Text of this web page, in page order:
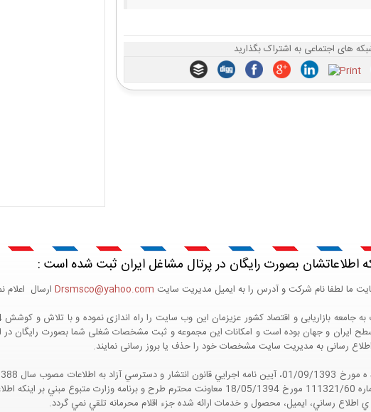
های اجتماعی به اشتراک بگذارید
اطلاعاتشان بصورت رایگان در پرتال مشاغل ایران ثبت شده است :
ما لطفا نام شرکت و آدرس را به ایمیل مدیریت سایت Drsmsco@yahoo.com ارسال اعلام
و جهان بوده است و امکانات این مجموعه و ثبت مشخصات شغلی شما بصورت رایگان در
اطلاع رسانی به مدیریت سایت مشخصات خود را حذف یا بروز رسانی نمایند.
مواد 5 و 9 آيين نامه اجرايي و همچنين با تکيه بر نامه شماره 111321/60 مورخ 18/05/1394 معاونت
اطلاع رساني، ايميل، محصول و خدمات ارائه شده جزء اقلام محرمانه تلقي نمي گردد.